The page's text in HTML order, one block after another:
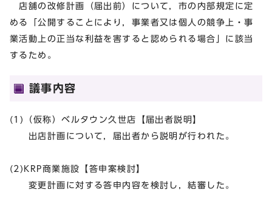
店舗の改修計画（届出前）について，市の内部規定に定
める「公開することにより，事業者又は個人の競争上・事
業活動上の正当な利益を害すると認められる場合」に該当
するため。
議事内容
(1)（仮称）ベルタウン久世店【届出者説明】
出店計画について，届出者から説明が行われた。
(2)KRP商業施設【答申案検討】
変更計画に対する答申内容を検討し，結審した。